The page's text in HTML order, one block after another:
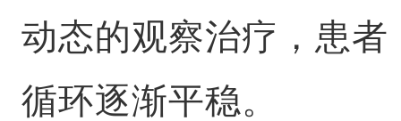
动态的观察治疗，患者
循环逐渐平稳。